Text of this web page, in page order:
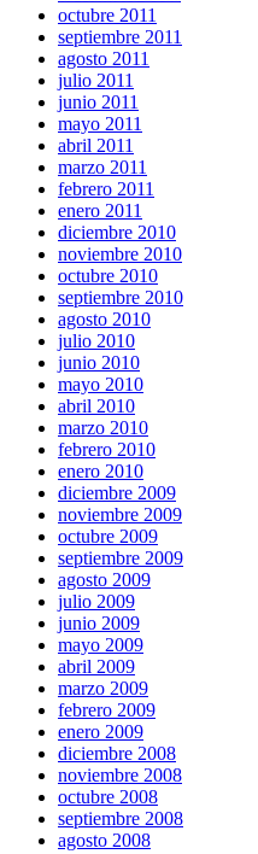
octubre 2011
septiembre 2011
agosto 2011
julio 2011
junio 2011
mayo 2011
abril 2011
marzo 2011
febrero 2011
enero 2011
diciembre 2010
noviembre 2010
octubre 2010
septiembre 2010
agosto 2010
julio 2010
junio 2010
mayo 2010
abril 2010
marzo 2010
febrero 2010
enero 2010
diciembre 2009
noviembre 2009
octubre 2009
septiembre 2009
agosto 2009
julio 2009
junio 2009
mayo 2009
abril 2009
marzo 2009
febrero 2009
enero 2009
diciembre 2008
noviembre 2008
octubre 2008
septiembre 2008
agosto 2008